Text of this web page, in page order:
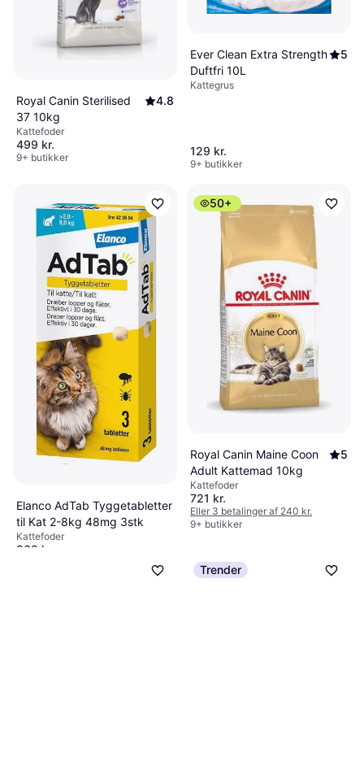
Royal Canin Sterilised
37 10kg
4.8
Kattefoder
499 kr.
9+ butikker
Ever Clean Extra Strength
Duftfri 10L
5
Kattegrus
129 kr.
9+ butikker
Elanco AdTab Tyggetabletter
til Kat 2-8kg 48mg 3stk
Kattefoder
269 kr.
50+
Royal Canin Maine Coon
Adult Kattemad 10kg
5
Kattefoder
721 kr.
Eller 3 betalinger af 240 kr.
9+ butikker
Trender